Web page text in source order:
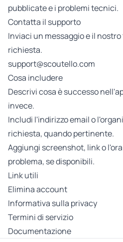
pubblicate e i problemi tecnici.
Contatta il supporto
Inviaci un messaggio e il
richiesta.
support@scoutello.com
Cosa includere
Descrivi cosa è successo
invece.
Includi l'indirizzo email o
richiesta, quando pertinente.
Aggiungi screenshot, link o
problema, se disponibili.
Link utili
Elimina account
Informativa sulla privacy
Termini di servizio
Documentazione